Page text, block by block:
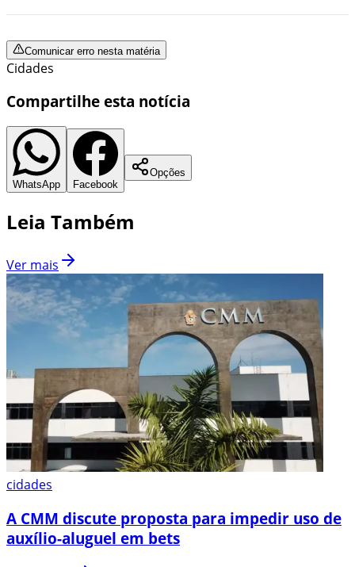
Comunicar erro nesta matéria
Cidades
Compartilhe esta notícia
WhatsApp Facebook
Opções
Leia Também
Ver mais
cidades
A CMM discute proposta para impedir uso de
auxílio-aluguel em bets